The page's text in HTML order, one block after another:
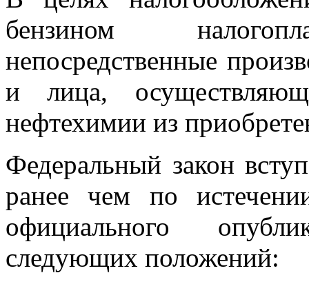
бензином
непосредственные
и лица,
нефтехимии из
Федеральный закон
ранее чем по
официального
следующих положений: